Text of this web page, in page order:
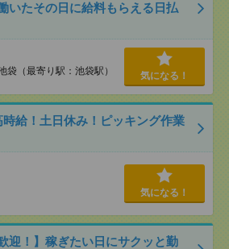
いたその日に給料もらえる日払
袋（最寄り駅：池袋駅） 気になる！
給！土日休み！ピッキング作業
気になる！
迎！】稼ぎたい日にサクッと勤